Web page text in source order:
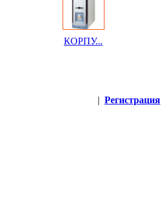
КОРПУ...
| Регистрация